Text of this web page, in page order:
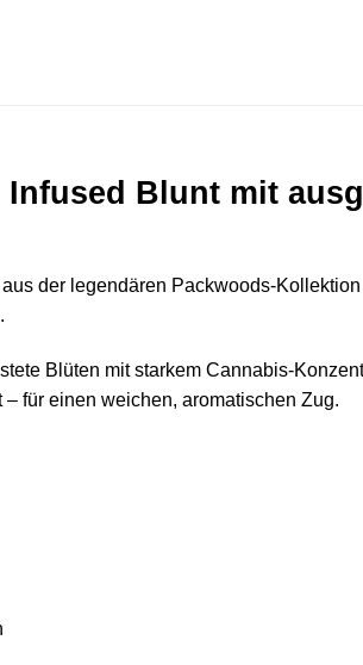
Infused Blunt mit
der legendären Packwoods-
Blüten mit starkem Cannabis-
für einen weichen, aromatischen Zug.